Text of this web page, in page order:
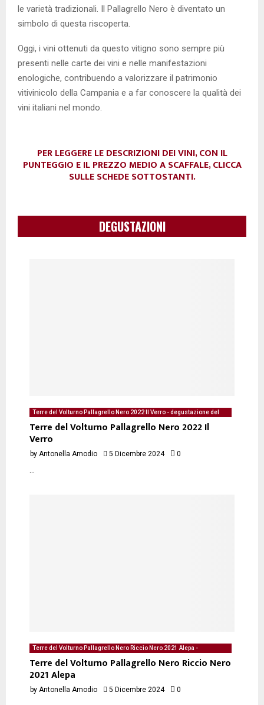
le varietà tradizionali. Il Pallagrello Nero è diventato un
simbolo di questa riscoperta.
Oggi, i vini ottenuti da questo vitigno sono sempre più
presenti nelle carte dei vini e nelle manifestazioni
enologiche, contribuendo a valorizzare il patrimonio
vitivinicolo della Campania e a far conoscere la qualità dei
vini italiani nel mondo.
PER LEGGERE LE DESCRIZIONI DEI VINI, CON IL
PUNTEGGIO E IL PREZZO MEDIO A SCAFFALE, CLICCA
SULLE SCHEDE SOTTOSTANTI.
DEGUSTAZIONI
Terre del Volturno Pallagrello Nero 2022 Il Verro - degustazione del
Terre del Volturno Pallagrello Nero 2022 Il
Verro
by Antonella Amodio 5 Dicembre 2024 0
Terre del Volturno Pallagrello Nero Riccio Nero 2021 Alepa -
Terre del Volturno Pallagrello Nero Riccio Nero
2021 Alepa
by Antonella Amodio 5 Dicembre 2024 0